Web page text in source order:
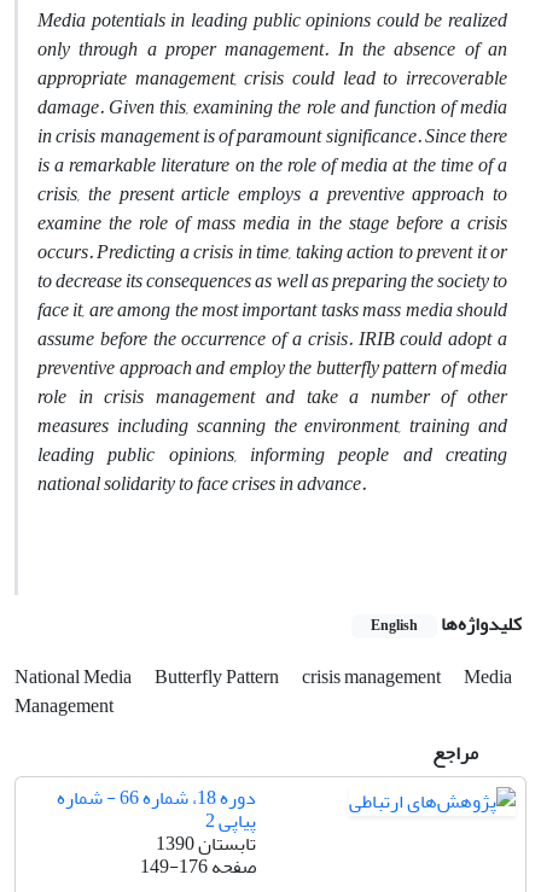
Media potentials in leading public opinions could be realized
only through a proper management. In the absence of an
appropriate management, crisis could lead to irrecoverable
damage. Given this, examining the role and function of media
in crisis management is of paramount significance. Since there
is a remarkable literature on the role of media at the time of a
crisis, the present article employs a preventive approach to
examine the role of mass media in the stage before a crisis
occurs. Predicting a crisis in time, taking action to prevent it or
to decrease its consequences as well as preparing the society to
face it, are among the most important tasks mass media should
assume before the occurrence of a crisis. IRIB could adopt a
preventive approach and employ the butterfly pattern of media
role in crisis management and take a number of other
measures including scanning the environment, training and
leading public opinions, informing people and creating
national solidarity to face crises in advance.
کلیدواژه‌ها English
National Media Butterfly Pattern crisis management Media
Management
مراجع
دوره 18، شماره 66 - شماره
پیاپی 2
تابستان 1390
صفحه149-176